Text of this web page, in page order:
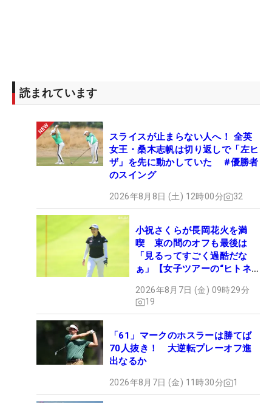
読まれています
スライスが止まらない人へ！ 全英
女王・桑木志帆は切り返しで「左ヒ
ザ」を先に動かしていた #優勝者
のスイング
2026年8月8日 (土) 12時00分 32
小祝さくらが長岡花火を満
喫 束の間のオフも最後は
「見るってすごく過酷だな
ぁ」【女子ツアーの“ヒトネ
2026年8月7日 (金) 09時29分
19
「61」マークのホスラーは勝てば
70人抜き！ 大逆転プレーオフ進
出なるか
2026年8月7日 (金) 11時30分 1